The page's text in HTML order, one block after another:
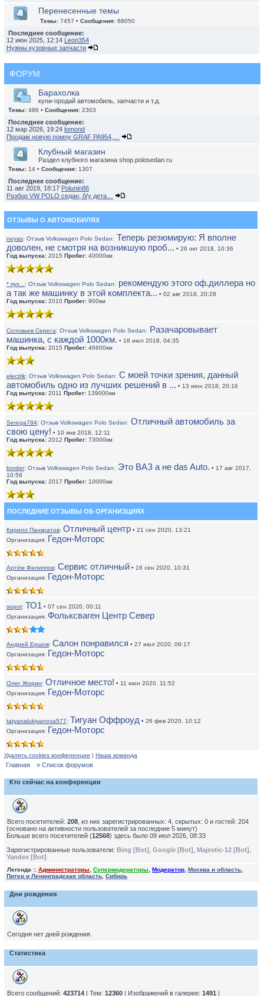
Перенесенные темы
Темы: 7457 • Сообщения: 68050
Последнее сообщение:
12 июн 2025, 12:14 Leon354
Нужны кузовные запчасти
ФОРУМ
Барахолка
купи-продай автомобиль, запчасти и т.д.
Темы: 486 • Сообщения: 2303
Последнее сообщение:
12 мар 2026, 19:24 lomond
Продам новую помпу GRAF PA954,…
Клубный магазин
Раздел клубного магазина shop.polosedan.ru
Темы: 14 • Сообщения: 1307
Последнее сообщение:
11 авг 2019, 18:17 Polunin86
Разбор VW POLO седан, б/у дета…
ОТЗЫВЫ О АВТОМОБИЛЯХ
neyas: Отзыв Volkswagen Polo Sedan: Теперь резюмирую: Я вполне
доволен, не смотря на возникшую проб... • 26 окт 2018, 10:36
Год выпуска: 2015 Пробег: 40000км
* пух... : Отзыв Volkswagen Polo Sedan: рекомендую этого оф.диллера но
а так же машинку в этой комплекта... • 02 авг 2018, 20:28
Год выпуска: 2010 Пробег: 900км
Соловьев Серега: Отзыв Volkswagen Polo Sedan: Разачаровывает
машинка, с каждой 1000км. • 18 июл 2018, 04:35
Год выпуска: 2015 Пробег: 46600км
electrik: Отзыв Volkswagen Polo Sedan: С моей точки зрения, данный
автомобиль одно из лучших решений в ... • 13 июн 2018, 20:16
Год выпуска: 2011 Пробег: 139000км
Serega784: Отзыв Volkswagen Polo Sedan: Отличный автомобиль за
свою цену! • 10 янв 2018, 12:11
Год выпуска: 2012 Пробег: 73000км
border: Отзыв Volkswagen Polo Sedan: Это ВАЗ а не das Auto. • 17 авг 2017,
10:58
Год выпуска: 2017 Пробег: 10000км
ПОСЛЕДНИЕ ОТЗЫВЫ ОБ ОРГАНИЗЦИЯХ
Кирилл Панкратов: Отличный центр • 21 сен 2020, 13:21
Организация: Гедон-Моторс
Артём Филиппов: Сервис отличный • 16 сен 2020, 10:31
Организация: Гедон-Моторс
sopot: ТО1 • 07 сен 2020, 00:11
Организация: Фольксваген Центр Север
Андрей Ершов: Салон понравился • 27 июл 2020, 09:17
Организация: Гедон-Моторс
Олег Жорин: Отличное место! • 11 июн 2020, 11:52
Организация: Гедон-Моторс
tatyanalukiyanova577: Тигуан Оффроуд • 26 фев 2020, 10:12
Организация: Гедон-Моторс
Удалить cookies конференции | Наша команда
Главная » Список форумов
Кто сейчас на конференции
Всего посетителей: 208 , из них зарегистрированных: 4, скрытых: 0 и гостей: 204
(основано на активности пользователей за последние 5 минут)
Больше всего посетителей (12568) здесь было 09 июл 2026, 08:33
Зарегистрированные пользователи: Bing [Bot] Google [Bot] Majestic-12 [Bot]
Yandex [Bot]
Легенда :: Администраторы Супермодераторы Модератор Москва и область
Питер и Ленинградская область Сибирь
Дни рождения
Сегодня нет дней рождения.
Статистика
Всего сообщений: 423714 | Тем: 12360 | Изображений в галерее: 1491 |